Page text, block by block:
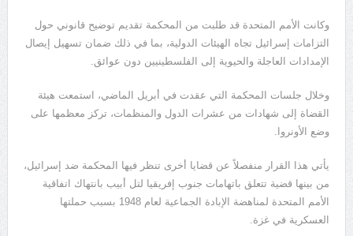
وكانت الأمم المتحدة قد طلبت من المحكمة تقديم توضيح قانوني حول
التزامات إسرائيل تجاه الهيئات الدولية، بما في ذلك ضمان تسهيل إيصال
الإمدادات العاجلة والحيوية إلى الفلسطينيين دون عوائق.
وخلال جلسات المحكمة التي عقدت في أبريل الماضي، استمعت هيئة
القضاة إلى شهادات من عشرات الدول والمنظمات، تركز معظمها على
وضع الأونروا.
يأتي هذا القرار منفصلاً عن قضايا أخرى تنظر فيها المحكمة ضد إسرائيل،
من بينها قضية تتعلق باتهامات جنوب إفريقيا لتل أبيب بانتهاك اتفاقية
الأمم المتحدة لمناهضة الإبادة الجماعية لعام 1948 بسبب حملتها
العسكرية في غزة.